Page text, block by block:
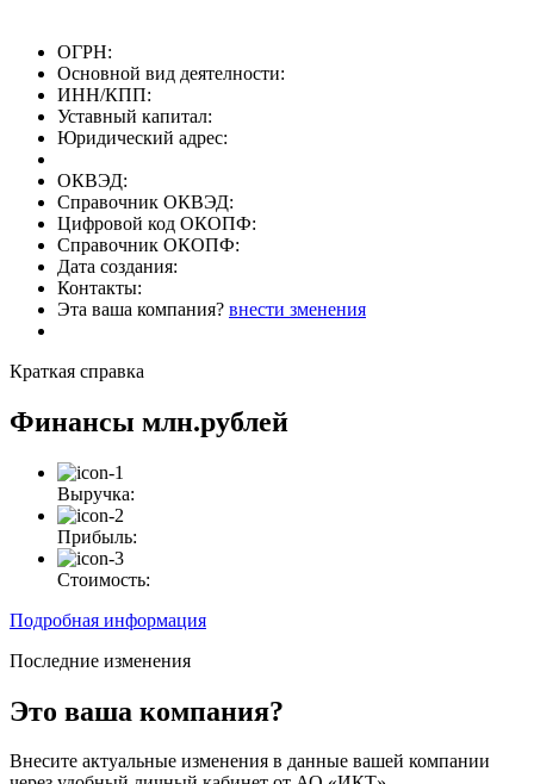
ОГРН:
Основной вид деятелности:
ИНН/КПП:
Уставный капитал:
Юридический адрес:
ОКВЭД:
Справочник ОКВЭД:
Цифровой код ОКОПФ:
Справочник ОКОПФ:
Дата создания:
Контакты:
Эта ваша компания? внести зменения
Краткая справка
Финансы млн.рублей
Выручка:
Прибыль:
Стоимость:
Подробная информация
Последние изменения
Это ваша компания?
Внесите актуальные изменения в данные вашей компании